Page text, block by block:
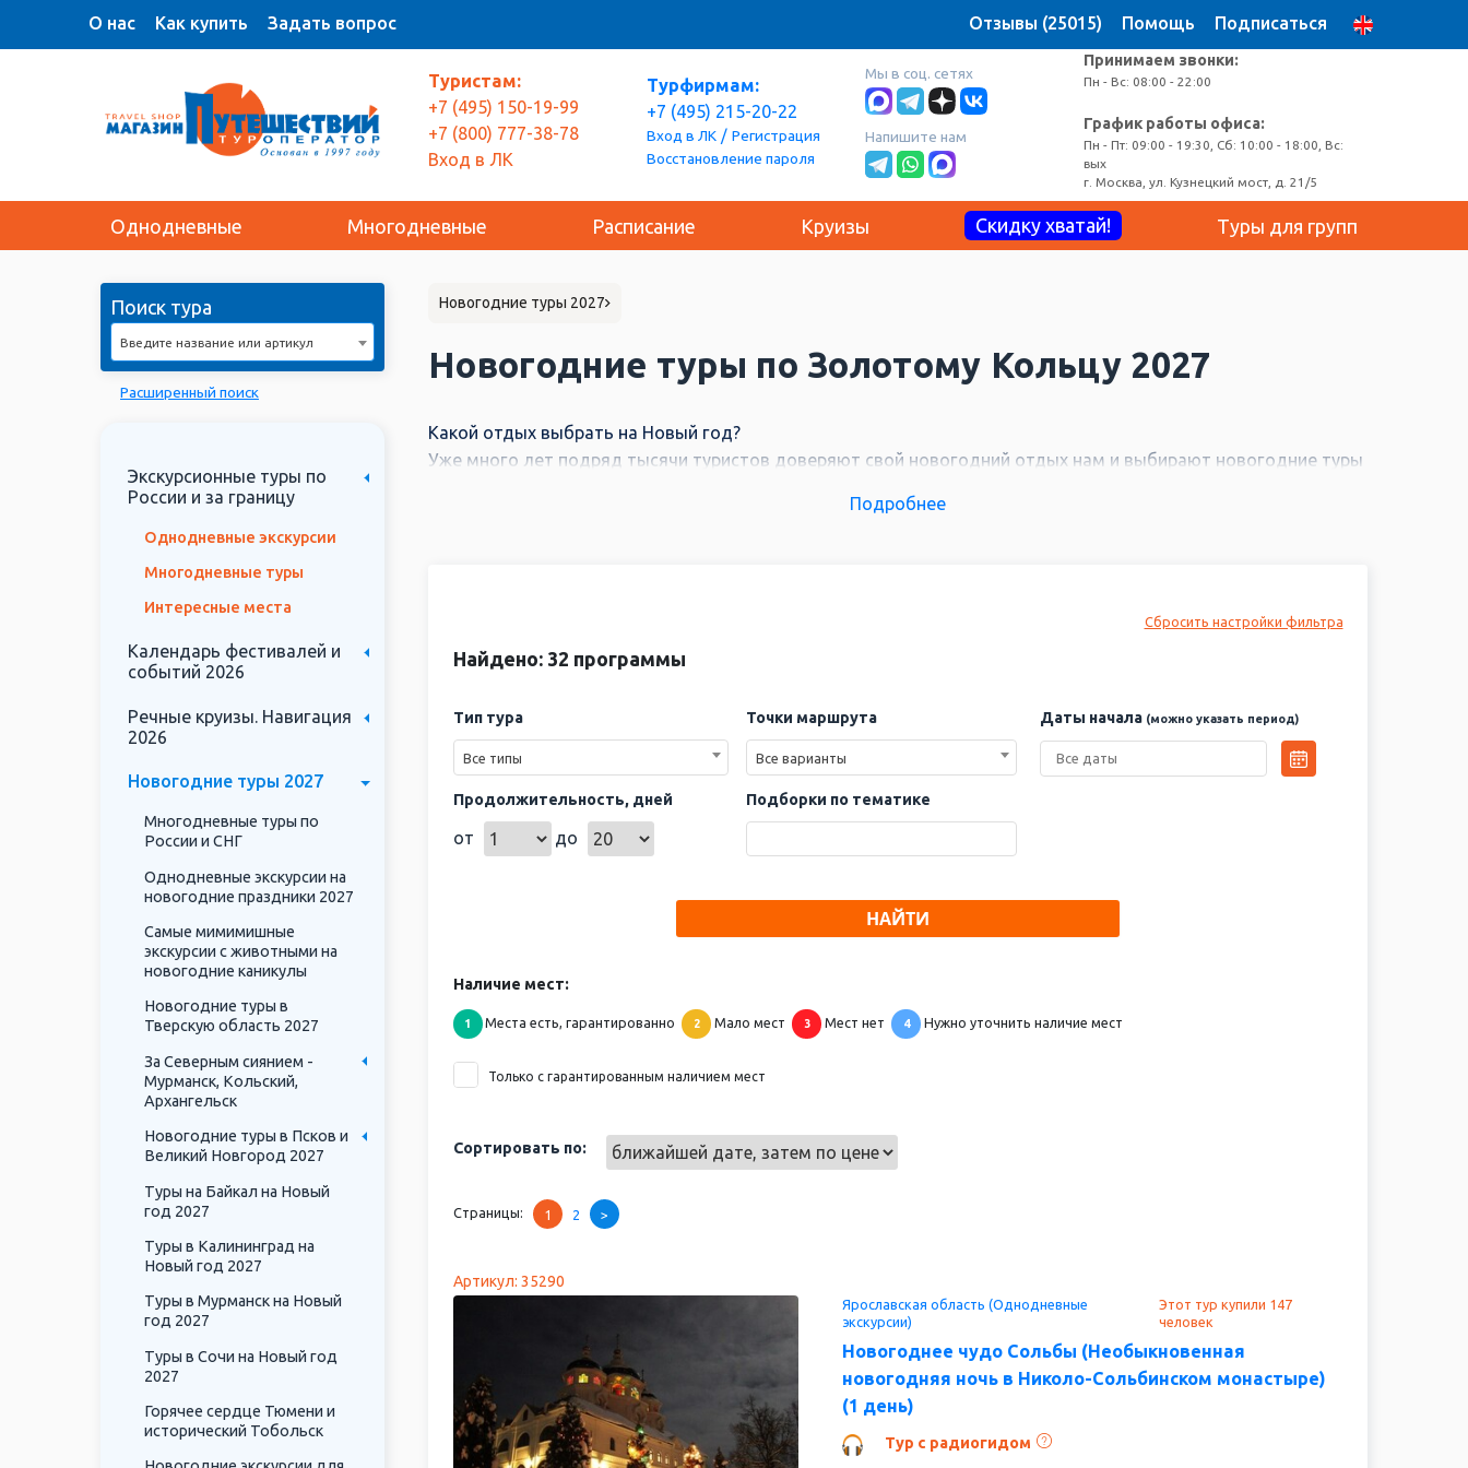
О нас Как купить Задать вопрос Отзывы (25015) Помощь Подписаться
Туристам:
+7 (495) 150-19-99
+7 (800) 777-38-78
Вход в ЛК
Турфирмам:
+7 (495) 215-20-22
Вход в ЛК / Регистрация
Восстановление пароля
Мы в соц. сетях
Напишите нам
Принимаем звонки:
Пн - Вс: 08:00 - 22:00
График работы офиса:
Пн - Пт: 09:00 - 19:30, Сб: 10:00 - 18:00, Вс:
вых
г. Москва, ул. Кузнецкий мост, д. 21/5
Однодневные Многодневные Расписание Круизы Скидку хватай! Туры для групп
Поиск тура
Введите название или артикул
Расширенный поиск
Экскурсионные туры по
России и за границу
Однодневные экскурсии
Многодневные туры
Интересные места
Календарь фестивалей и
событий 2026
Речные круизы. Навигация
2026
Новогодние туры 2027
Многодневные туры по
России и СНГ
Однодневные экскурсии на
новогодние праздники 2027
Самые мимимишные
экскурсии с животными на
новогодние каникулы
Новогодние туры в
Тверскую область 2027
За Северным сиянием -
Мурманск, Кольский,
Архангельск
Новогодние туры в Псков и
Великий Новгород 2027
Туры на Байкал на Новый
год 2027
Туры в Калининград на
Новый год 2027
Туры в Мурманск на Новый
год 2027
Туры в Сочи на Новый год
2027
Горячее сердце Тюмени и
исторический Тобольск
Новогодние туры 2027
Новогодние туры по Золотому Кольцу 2027
Какой отдых выбрать на Новый год?
Уже много лет подряд тысячи туристов доверяют свой новогодний отдых нам и выбирают новогодние туры
Но даже если вы не успели купить тур по Золотому кольцу на Новый год 2027 заранее, даже в конце декабря
мы готовы предложить вам варианты отдыха на Золотом кольце России!
Подробнее
Сбросить настройки фильтра
Найдено: 32 программы
Тип тура
Все типы
Точки маршрута
Все варианты
Даты начала (можно указать период)
Продолжительность, дней
от до
Подборки по тематике
НАЙТИ
Наличие мест:
1 Места есть, гарантированно 2 Мало мест 3 Мест нет 4 Нужно уточнить наличие мест
Только с гарантированным наличием мест
Сортировать по:
Страницы: 1 2 >
Артикул: 35290
Ярославская область (Однодневные
экскурсии)
Этот тур купили 147
человек
Новогоднее чудо Сольбы (Необыкновенная
новогодняя ночь в Николо-Сольбинском монастыре)
(1 день)
Тур с радиогидом